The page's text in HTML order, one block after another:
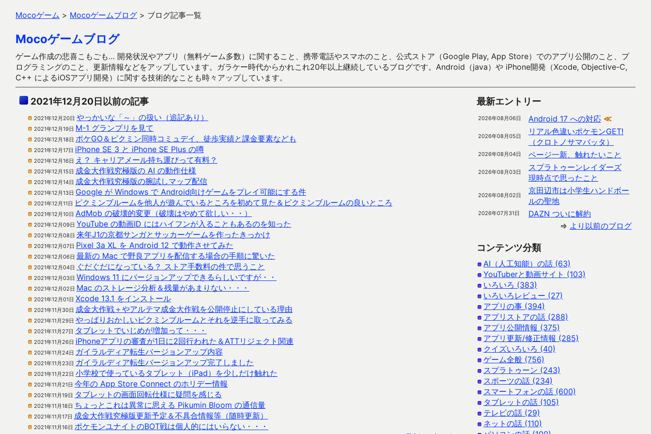
Mocoゲーム > Mocoゲームブログ > ブログ記事一覧
Mocoゲームブログ
ゲーム作成の悲喜こもごも… 開発状況やアプリ（無料ゲーム多数）に関すること、携帯電話やスマホのこと、公式ストア（Google Play, App Store）でのアプリ公開のこと、プ
ログラミングのこと、更新情報などをアップしています。ガラケー時代からかれこれ20年以上継続しているブログです。Android（java）や iPhone開発（Xcode, Objective-C,
C++ によるiOSアプリ開発）に関する技術的なことも時々アップしています。
2021年12月20日以前の記事
2021年12月20日 やっかいな「～」の扱い（追記あり）
2021年12月19日 M-1 グランプリを見て
2021年12月18日 ポケGO＆ピクミン同時コミュデイ、徒歩実績と課金要素なども
2021年12月17日 iPhone SE 3 と iPhone SE Plus の噂
2021年12月16日 え？ キャリアメール持ち運びって有料？
2021年12月15日 成金大作戦究極版の AI の動作仕様
2021年12月14日 成金大作戦究極版の腕試しマップ配信
2021年12月13日 Google が Windows で Android向けゲームをプレイ可能にする件
2021年12月11日 ピクミンブルームを他人が遊んでいるところを初めて見た＆ピクミンブルームの良いところ
2021年12月10日 AdMob の破壊的変更（破壊はやめて欲しい・・）
2021年12月09日 YouTube の動画ID にはハイフンが入ることもあるのを知った
2021年12月08日 来年J1の京都サンガとサッカーゲームを作ったきっかけ
2021年12月07日 Pixel 3a XL を Android 12 で動作させてみた
2021年12月06日 最新の Mac で野良アプリを配信する場合の手順に驚いた
2021年12月04日 ぐだぐだになっている？ ストア手数料の件で思うこと
2021年12月03日 Windows 11 にバージョンアップできるらしいですが・・
2021年12月02日 Mac のストレージ分析＆残量があまりない・・・
2021年12月01日 Xcode 13.1 をインストール
2021年11月30日 成金大作戦＋やアルテマ成金大作戦を公開停止にしている理由
2021年11月29日 やっぱりおかしいピクミンブルームとそれを逆手に取ってみる
2021年11月27日 タブレットでいじめが増加って・・・
2021年11月26日 iPhoneアプリの審査が1日に2回行われた＆ATTリジェクト関連
2021年11月24日 ガイラルディア転生バージョンアップ内容
2021年11月23日 ガイラルディア転生バージョンアップ完了しました
2021年11月22日 小学校で使っているタブレット（iPad）を少しだけ触れた
2021年11月21日 今年の App Store Connect のホリデー情報
2021年11月19日 タブレットの画面回転仕様に疑問を感じる
2021年11月18日 ちょっとこれは異常に思える Pikumin Bloom の通信量
2021年11月17日 成金大作戦究極版更新予定＆不具合情報等（随時更新）
2021年11月16日 ポケモンユナイトのBOT戦は個人的にはいらない・・・
最新エントリー
2026年08月06日 Android 17 への対応 ≪
2026年08月05日
リアル色違いポケモンGET!
（クロトノサマバッタ）
2026年08月04日 ページ一新、触れたいこと
2026年08月03日
スプラトゥーンレイダーズ
現時点で思ったこと
2026年08月02日
京田辺市は小学生ハンドボー
ルの聖地
2026年07月31日
DAZN ついに解約
⇒ より以前のブログ
コンテンツ分類
AI（人工知能）の話 (63)
YouTuberと動画サイト (103)
いろいろ (383)
いろいろレビュー (27)
アプリの事 (394)
アプリストアの話 (288)
アプリ公開情報 (375)
アプリ更新/修正情報 (285)
クイズいろいろ (40)
ゲーム全般 (756)
スプラトゥーン (243)
スポーツの話 (234)
スマートフォンの話 (600)
タブレットの話 (105)
テレビの話 (29)
ネットの話 (110)